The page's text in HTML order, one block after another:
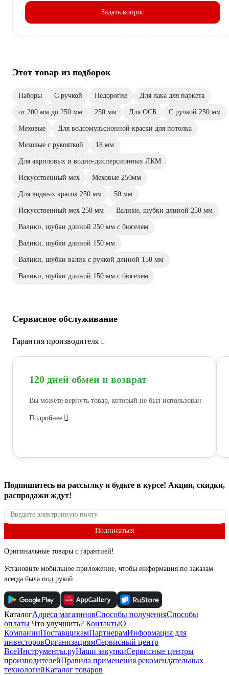
Задать вопрос
Этот товар из подборок
Наборы С ручкой Недорогие Для лака для паркета
от 200 мм до 250 мм 250 мм Для ОСБ С ручкой 250 мм
Меховые Для водоэмульсионной краски для потолка
Меховые с рукояткой 18 мм
Для акриловых и водно-дисперсионных ЛКМ
Искусственный мех Меховые 250мм
Для водных красок 250 мм 50 мм
Искусственный мех 250 мм Валики, шубки длиной 250 мм
Валики, шубки длиной 250 мм с бюгелем
Валики, шубки длиной 150 мм
Валики, шубки валик с ручкой длиной 150 мм
Валики, шубки длиной 150 мм с бюгелем
Сервисное обслуживание
Гарантия производителя
120 дней обмен и возврат
Вы можете вернуть товар, который не был использован
Подробнее
Подпишитесь на рассылку и будьте в курсе! Акции, скидки,
распродажи ждут!
Подписаться
Оригинальные товары с гарантией!
Установите мобильное приложение, чтобы информация по заказам
всегда была под рукой
КаталогАдреса магазиновСпособы полученияСпособы
оплаты Что улучшить? КонтактыО
КомпанииПоставщикамПартнерамИнформация для
инвесторовОрганизациямСервисный центр
ВсеИнструменты.руНаши закупкиСервисные центры
производителейПравила применения рекомендательных
технологийКаталог товаров